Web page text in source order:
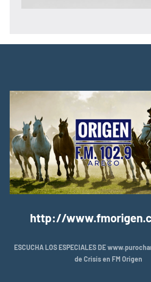
http://
ESCUCHA LOS ESPECIALES DE
de Crisis en FM Origen